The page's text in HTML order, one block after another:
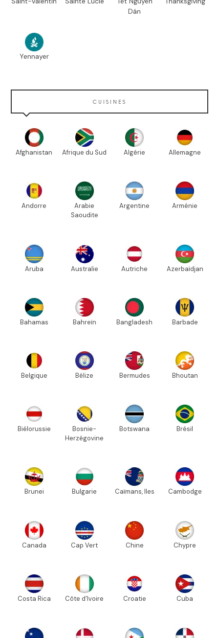
Dán
Yennayer
CUISINES
Afghanistan Afrique du Sud Algérie Allemagne
Andorre
Arabie
Saoudite
Argentine Arménie
Aruba Australie Autriche Azerbaïdjan
Bahamas Bahreïn Bangladesh Barbade
Belgique Bélize Bermudes Bhoutan
Biélorussie
Bosnie-
Herzégovine
Botswana Brésil
Brunei Bulgarie Caïmans, Iles Cambodge
Canada Cap Vert Chine Chypre
Costa Rica Côte d'Ivoire Croatie Cuba